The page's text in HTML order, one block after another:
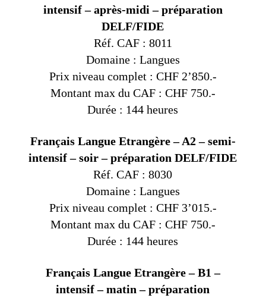
intensif – après-midi – préparation
DELF/FIDE
Réf. CAF : 8011
Domaine : Langues
Prix niveau complet : CHF 2’850.-
Montant max du CAF : CHF 750.-
Durée : 144 heures
Français Langue Etrangère – A2 – semi-
intensif – soir – préparation DELF/FIDE
Réf. CAF : 8030
Domaine : Langues
Prix niveau complet : CHF 3’015.-
Montant max du CAF : CHF 750.-
Durée : 144 heures
Français Langue Etrangère – B1 –
intensif – matin – préparation